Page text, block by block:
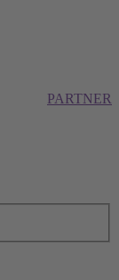
PARTNER